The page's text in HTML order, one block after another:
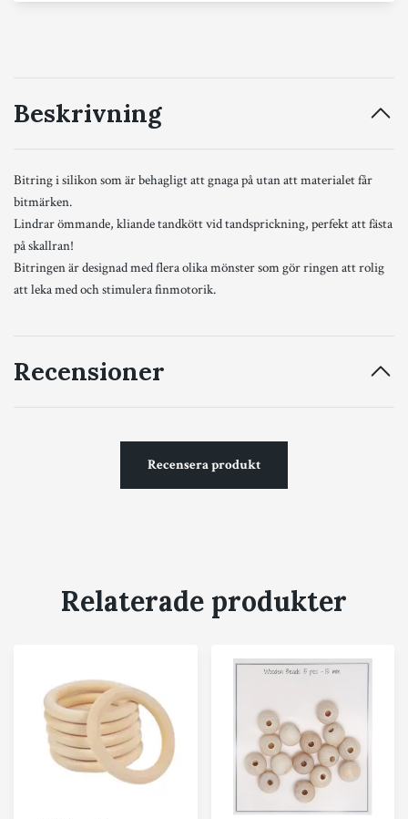
Beskrivning
Bitring i silikon som är behagligt att gnaga på utan att materialet får
bitmärken.
Lindrar ömmande, kliande tandkött vid tandsprickning, perfekt att fästa
på skallran!
Bitringen är designad med flera olika mönster som gör ringen att rolig
att leka med och stimulera finmotorik.
Recensioner
Recensera produkt
Relaterade produkter